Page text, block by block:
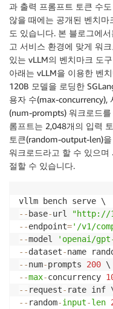
}
)
과 출력 프롬프트 토큰 수
않을 때에는 공개된 벤치
도 있습니다. 본 블로그에
고 서비스 환경에 맞게 워
있는 vLLM의 벤치마크 도
아래는 vLLM을 이용한 벤
120B 모델을 로딩한
용자 수(max-concurrency),
(num-prompts) 워크로드
롬프트는 2,048개의 입력
토큰(random-output-len)
워크로드라고 할 수 있으
절할 수 있습니다.
- -base-url "http://
- -endpoint='/v1/
- -model 'openai/
- -dataset-
- -num-prompts 200
- -max-concurrency
- - request-
- - random-input-len